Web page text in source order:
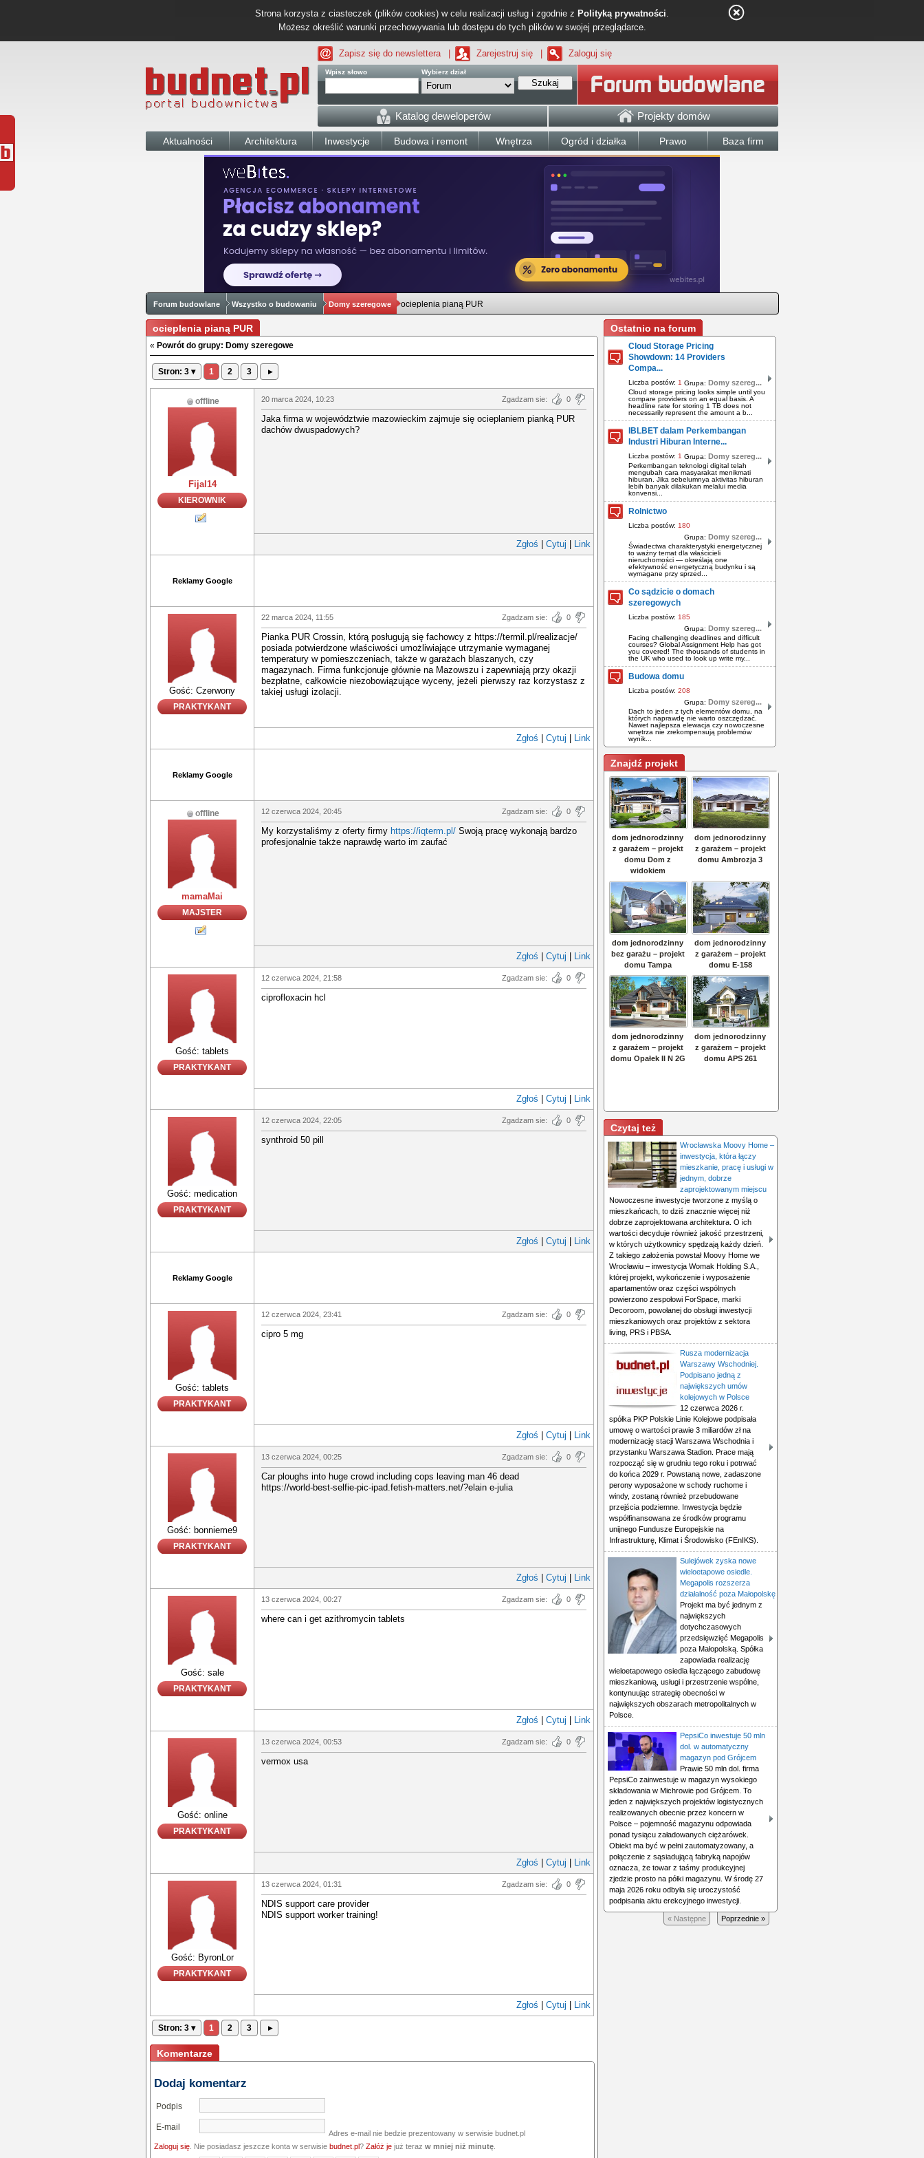
Strona korzysta z ciasteczek (plików cookies) w celu realizacji usług i zgodnie z Polityką prywatności.
Możesz określić warunki przechowywania lub dostępu do tych plików w swojej przeglądarce.
Zapisz się do newslettera Zarejestruj się Zaloguj się
Wpisz słowo Wybierz dział
Szukaj
Katalog deweloperów Projekty domów
Aktualności Architektura Inwestycje Budowa i remont Wnętrza Ogród i działka Prawo Baza firm
Forum budowlane Wszystko o budowaniu Domy szeregowe ocieplenia pianą PUR
ocieplenia pianą PUR
« Powrót do grupy: Domy szeregowe
Stron: 3 ▾ 1 2 3 ▸
offline
Fijal14
KIEROWNIK
20 marca 2024, 10:23 Zgadzam sie: 0
Jaka firma w województwie mazowieckim zajmuje się ocieplaniem pianką PUR
dachów dwuspadowych?
Zgłoś Cytuj Link
Reklamy Google
Gość: Czerwony
PRAKTYKANT
22 marca 2024, 11:55 Zgadzam sie: 0
Pianka PUR Crossin, którą posługują się fachowcy z https://termil.pl/realizacje/
posiada potwierdzone właściwości umożliwiające utrzymanie wymaganej
temperatury w pomieszczeniach, także w garażach blaszanych, czy
magazynach. Firma funkcjonuje głównie na Mazowszu i zapewniają przy okazji
bezpłatne, całkowicie niezobowiązujące wyceny, jeżeli pierwszy raz korzystasz z
takiej usługi izolacji.
Zgłoś Cytuj Link
Reklamy Google
offline
mamaMai
MAJSTER
12 czerwca 2024, 20:45 Zgadzam sie: 0
My korzystaliśmy z oferty firmy https://iqterm.pl/ Swoją pracę wykonają bardzo
profesjonalnie także naprawdę warto im zaufać
Zgłoś Cytuj Link
Gość: tablets
PRAKTYKANT
12 czerwca 2024, 21:58 Zgadzam sie: 0
ciprofloxacin hcl
Zgłoś Cytuj Link
Gość: medication
PRAKTYKANT
12 czerwca 2024, 22:05 Zgadzam sie: 0
synthroid 50 pill
Zgłoś Cytuj Link
Reklamy Google
Gość: tablets
PRAKTYKANT
12 czerwca 2024, 23:41 Zgadzam sie: 0
cipro 5 mg
Zgłoś Cytuj Link
Gość: bonnieme9
PRAKTYKANT
13 czerwca 2024, 00:25 Zgadzam sie: 0
Car ploughs into huge crowd including cops leaving man 46 dead
https://world-best-selfie-pic-ipad.fetish-matters.net/?elain e-julia
Zgłoś Cytuj Link
Gość: sale
PRAKTYKANT
13 czerwca 2024, 00:27 Zgadzam sie: 0
where can i get azithromycin tablets
Zgłoś Cytuj Link
Gość: online
PRAKTYKANT
13 czerwca 2024, 00:53 Zgadzam sie: 0
vermox usa
Zgłoś Cytuj Link
Gość: ByronLor
PRAKTYKANT
13 czerwca 2024, 01:31 Zgadzam sie: 0
NDIS support care provider
NDIS support worker training!
Zgłoś Cytuj Link
Stron: 3 ▾ 1 2 3 ▸
Komentarze
Dodaj komentarz
Podpis
E-mail
Adres e-mail nie bedzie prezentowany w serwisie budnet.pl
Zaloguj się . Nie posiadasz jeszcze konta w serwisie budnet.pl? Załóż je już teraz w mniej niż minutę
Ostatnio na forum
Cloud Storage Pricing
Showdown: 14 Providers
Compa...
Liczba postów: 1 Grupa: Domy szereg...
Cloud storage pricing looks simple until you
compare providers on an equal basis. A
headline rate for storing 1 TB does not
necessarily represent the amount a b...
IBLBET dalam Perkembangan
Industri Hiburan Interne...
Liczba postów: 1 Grupa: Domy szereg...
Perkembangan teknologi digital telah
mengubah cara masyarakat menikmati
hiburan. Jika sebelumnya aktivitas hiburan
lebih banyak dilakukan melalui media
konvensi...
Rolnictwo
Liczba postów: 180
Grupa: Domy szereg...
Świadectwa charakterystyki energetycznej
to ważny temat dla właścicieli
nieruchomości — określają one
efektywność energetyczną budynku i są
wymagane przy sprzed...
Co sądzicie o domach
szeregowych
Liczba postów: 185
Grupa: Domy szereg...
Facing challenging deadlines and difficult
courses? Global Assignment Help has got
you covered! The thousands of students in
the UK who used to look up write my...
Budowa domu
Liczba postów: 208
Grupa: Domy szereg...
Dach to jeden z tych elementów domu, na
których naprawdę nie warto oszczędzać.
Nawet najlepsza elewacja czy nowoczesne
wnętrza nie zrekompensują problemów
wynik...
Znajdź projekt
Czytaj też
Wrocławska Moovy Home –
inwestycja, która łączy
mieszkanie, pracę i usługi w
jednym, dobrze
zaprojektowanym miejscu
Nowoczesne inwestycje tworzone z myślą o
mieszkańcach, to dziś znacznie więcej niż
dobrze zaprojektowana architektura. O ich
wartości decyduje również jakość przestrzeni,
w których użytkownicy spędzają każdy dzień.
Z takiego założenia powstał Moovy Home we
Wrocławiu – inwestycja Womak Holding S.A.,
której projekt, wykończenie i wyposażenie
apartamentów oraz części wspólnych
powierzono zespołowi ForSpace, marki
Decoroom, powołanej do obsługi inwestycji
mieszkaniowych oraz projektów z sektora
living, PRS i PBSA.
Rusza modernizacja
Warszawy Wschodniej.
Podpisano jedną z
największych umów
kolejowych w Polsce
12 czerwca 2026 r.
spółka PKP Polskie Linie Kolejowe podpisała
umowę o wartości prawie 3 miliardów zł na
modernizację stacji Warszawa Wschodnia i
przystanku Warszawa Stadion. Prace mają
rozpocząć się w grudniu tego roku i potrwać
do końca 2029 r. Powstaną nowe, zadaszone
perony wyposażone w schody ruchome i
windy, zostaną również przebudowane
przejścia podziemne. Inwestycja będzie
współfinansowana ze środków programu
unijnego Fundusze Europejskie na
Infrastrukturę, Klimat i Środowisko (FEnIKS).
Sulejówek zyska nowe
wieloetapowe osiedle.
Megapolis rozszerza
działalność poza Małopolskę
Projekt ma być jednym z
największych
dotychczasowych
przedsięwzięć Megapolis
poza Małopolską. Spółka
zapowiada realizację
wieloetapowego osiedla łączącego zabudowę
mieszkaniową, usługi i przestrzenie wspólne,
kontynuując strategię obecności w
największych obszarach metropolitalnych w
Polsce.
PepsiCo inwestuje 50 mln
dol. w automatyczny
magazyn pod Grójcem
Prawie 50 mln dol. firma
PepsiCo zainwestuje w magazyn wysokiego
składowania w Michrowie pod Grójcem. To
jeden z największych projektów logistycznych
realizowanych obecnie przez koncern w
Polsce – pojemność magazynu odpowiada
ponad tysiącu załadowanych ciężarówek.
Obiekt ma być w pełni zautomatyzowany, a
połączenie z sąsiadującą fabryką napojów
oznacza, że towar z taśmy produkcyjnej
zjedzie prosto na półki magazynu. W środę 27
maja 2026 roku odbyła się uroczystość
podpisania aktu erekcyjnego inwestycji.
Poprzednie »
« Następne